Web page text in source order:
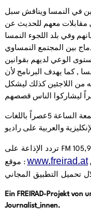
في النمسا ويناقش سبل
مقابلات معهم للحديث عن
وفي بلد اللجوء النمسا
بين المجتمع النمساوي
الوعي لديهم بقوانين
, كما يهدف البرنامج لأن
اللاجئين كذلك ليشكل
الساعة 5عصراً باللغات
FM
: www.freirad.at
Ein FREIRAD-Projekt von
Journalist_innen.